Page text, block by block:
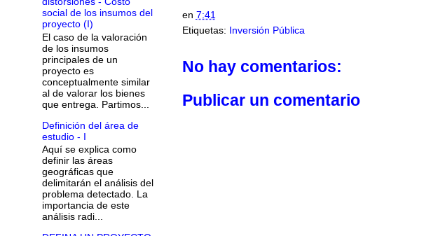
en 7:41
Etiquetas: Inversión Pública
No hay comentarios:
Publicar un comentario
social de los insumos del
proyecto (I)
El caso de la valoración
de los insumos
principales de un
proyecto es
conceptualmente similar
al de valorar los bienes
que entrega. Partimos...
Definición del área de
estudio - I
Aquí se explica como
definir las áreas
geográficas que
delimitarán el análisis del
problema detectado. La
importancia de este
análisis radi...